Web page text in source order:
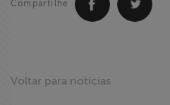
Compartilhe
Voltar para notícias